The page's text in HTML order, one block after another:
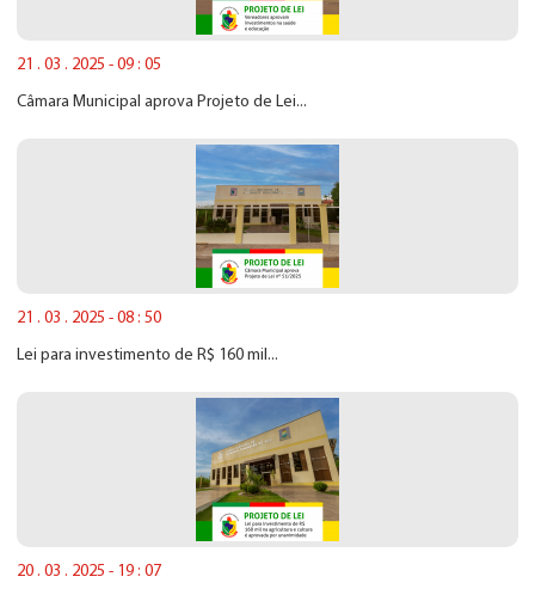
21 . 03 . 2025 - 09 : 05
Câmara Municipal aprova Projeto de Lei...
21 . 03 . 2025 - 08 : 50
Lei para investimento de R$ 160 mil...
20 . 03 . 2025 - 19 : 07